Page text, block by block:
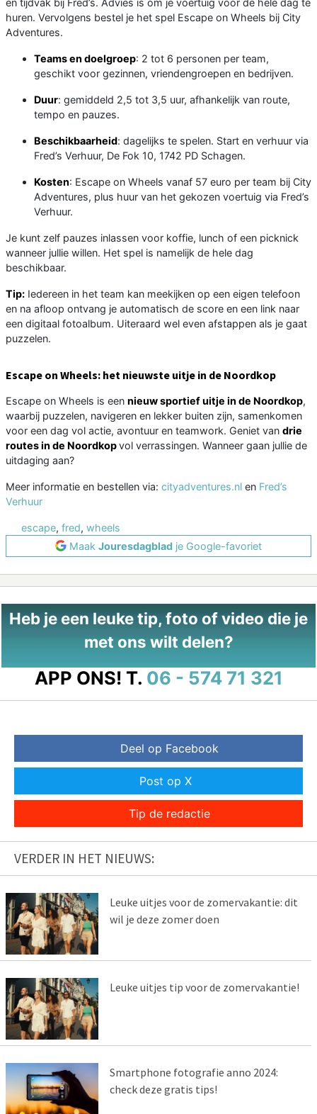
huren. Vervolgens bestel je het spel Escape on Wheels bij City
Adventures.
Teams en doelgroep: 2 tot 6 personen per team,
geschikt voor gezinnen, vriendengroepen en bedrijven.
Duur: gemiddeld 2,5 tot 3,5 uur, afhankelijk van route,
tempo en pauzes.
Beschikbaarheid: dagelijks te spelen. Start en verhuur via
Fred’s Verhuur, De Fok 10, 1742 PD Schagen.
Kosten: Escape on Wheels vanaf 57 euro per team bij City
Adventures, plus huur van het gekozen voertuig via Fred’s
Verhuur.
Je kunt zelf pauzes inlassen voor koffie, lunch of een picknick
wanneer jullie willen. Het spel is namelijk de hele dag
beschikbaar.
Tip: Iedereen in het team kan meekijken op een eigen telefoon
en na afloop ontvang je automatisch de score en een link naar
een digitaal fotoalbum. Uiteraard wel even afstappen als je gaat
puzzelen.
Escape on Wheels: het nieuwste uitje in de Noordkop
Escape on Wheels is een nieuw sportief uitje in de Noordkop,
waarbij puzzelen, navigeren en lekker buiten zijn, samenkomen
voor een dag vol actie, avontuur en teamwork. Geniet van drie
routes in de Noordkopvol verrassingen. Wanneer gaan jullie de
uitdaging aan?
Meer informatie en bestellen via: cityadventures.nl en Fred’s
Verhuur
escape, fred, wheels
Maak Jouresdagblad je Google-favoriet
Heb je een leuke tip, foto of video die je
met ons wilt delen?
APP ONS! T. 06 - 574 71 321
Deel op Facebook
Post op X
Tip de redactie
VERDER IN HET NIEUWS:
Leuke uitjes voor de zomervakantie: dit
wil je deze zomer doen
Leuke uitjes tip voor de zomervakantie!
Smartphone fotografie anno 2024:
check deze gratis tips!